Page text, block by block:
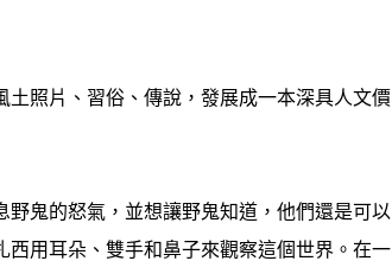
照片、習俗、傳說，發展成一本深具人文價
鬼的怒氣，並想讓野鬼知道，他們還是可以
用耳朵、雙手和鼻子來觀察這個世界。在一